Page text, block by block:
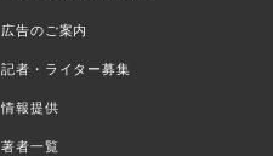
広告のご案内
記者・ライター募集
情報提供
著者一覧